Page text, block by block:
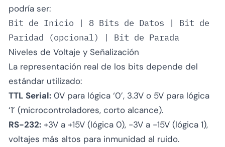
podría ser:
Bit de Inicio | 8 Bits de Datos | Bit de
Paridad (opcional) | Bit de Parada
Niveles de Voltaje y Señalización
La representación real de los bits depende del
estándar utilizado:
TTL Serial: 0V para lógica ‘0’, 3.3V o 5V para lógica
‘1’ (microcontroladores, corto alcance).
RS-232: +3V a +15V (lógica 0), -3V a -15V (lógica 1),
voltajes más altos para inmunidad al ruido.